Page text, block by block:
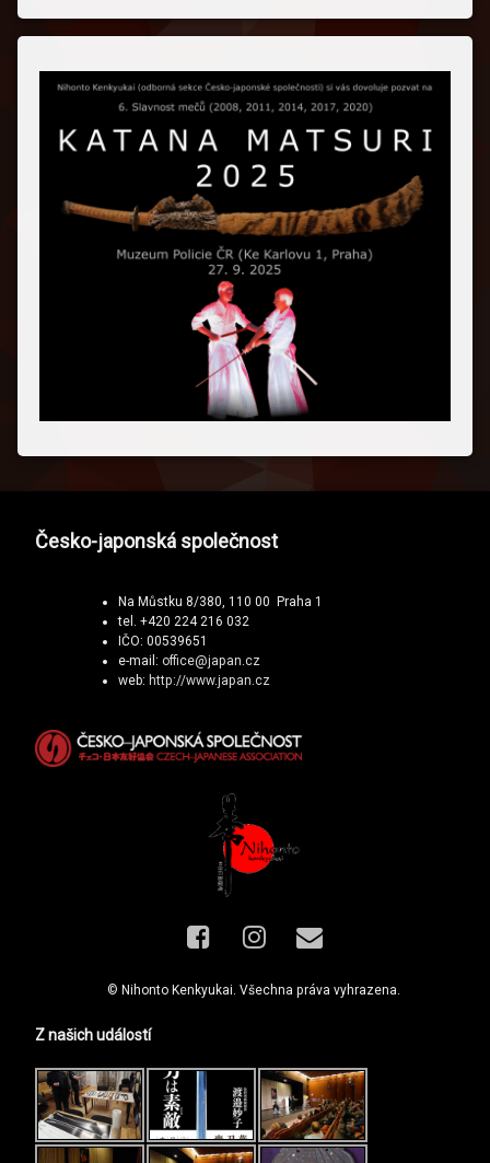
Česko-japonská společnost
Na Můstku 8/380, 110 00 Praha 1
tel. +420 224 216 032
IČO: 00539651
e-mail: office@japan.cz
web: http://www.japan.cz
Facebook
Instagram
E-mail
© Nihonto Kenkyukai. Všechna práva vyhrazena.
Z našich událostí